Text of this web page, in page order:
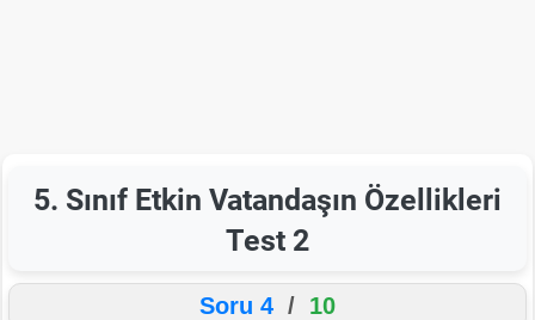
5. Sınıf Etkin Vatandaşın Özellikleri
Test 2
Soru 4 / 10